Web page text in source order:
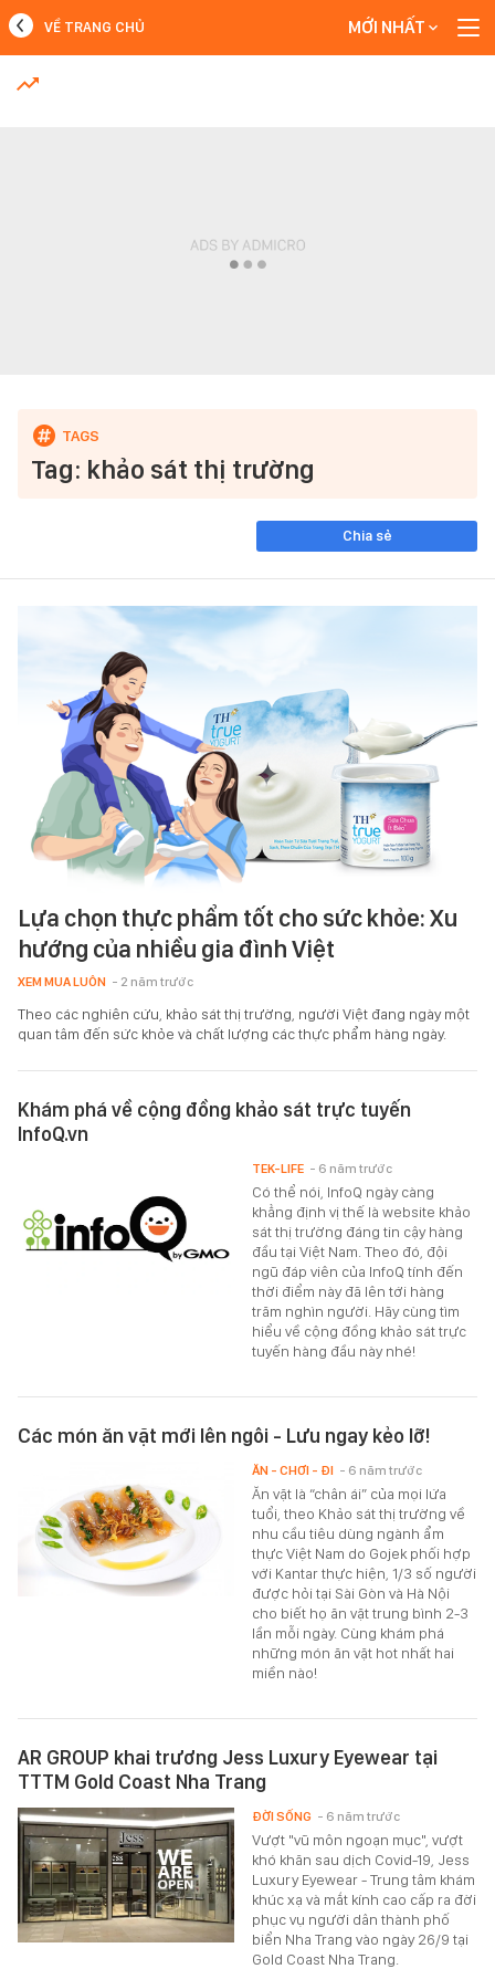
MỚI NHẤT
VỀ TRANG CHỦ MỚI NHẤT
Tag: khảo sát thị trường
Chia sẻ
Lựa chọn thực phẩm tốt cho sức khỏe: Xu
hướng của nhiều gia đình Việt
XEM MUA LUÔN - 2 năm trước
Theo các nghiên cứu, khảo sát thị trường, người Việt đang ngày một
quan tâm đến sức khỏe và chất lượng các thực phẩm hàng ngày.
Khám phá về cộng đồng khảo sát trực tuyến
InfoQ.vn
Có thể nói, InfoQ ngày càng
khẳng định vị thế là website khảo
sát thị trường đáng tin cậy hàng
đầu tại Việt Nam. Theo đó, đội
ngũ đáp viên của InfoQ tính đến
thời điểm này đã lên tới hàng
trăm nghìn người. Hãy cùng tìm
hiểu về cộng đồng khảo sát trực
tuyến hàng đầu này nhé!
TEK-LIFE - 6 năm trước
Các món ăn vặt mới lên ngôi - Lưu ngay kẻo lỡ!
Ăn vặt là “chân ái” của mọi lứa
tuổi, theo Khảo sát thị trường về
nhu cầu tiêu dùng ngành ẩm
thực Việt Nam do Gojek phối hợp
với Kantar thực hiện, 1/3 số người
được hỏi tại Sài Gòn và Hà Nội
cho biết họ ăn vặt trung bình 2-3
lần mỗi ngày. Cùng khám phá
những món ăn vặt hot nhất hai
miền nào!
ĂN - CHƠI - ĐI - 6 năm trước
AR GROUP khai trương Jess Luxury Eyewear tại
TTTM Gold Coast Nha Trang
Vượt "vũ môn ngoạn mục", vượt
khó khăn sau dịch Covid-19, Jess
Luxury Eyewear - Trung tâm khám
khúc xạ và mắt kính cao cấp ra đời
phục vụ người dân thành phố
biển Nha Trang vào ngày 26/9 tại
Gold Coast Nha Trang.
ĐỜI SỐNG - 6 năm trước